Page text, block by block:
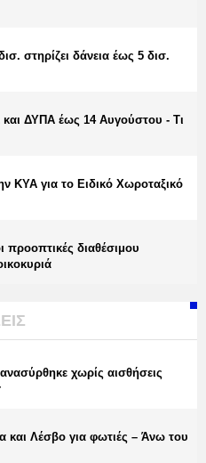
στηρίζει δάνεια έως 5 δισ.
ΔΥΠΑ έως 14 Αυγούστου - Τι
ΚΥΑ για το Ειδικό Χωροταξικό
προοπτικές διαθέσιμου
χωρίς αισθήσεις
και Λέσβο για φωτιές – Άνω του